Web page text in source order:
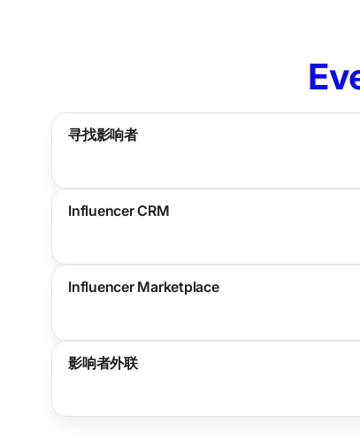
寻找影响者
Influencer CRM
Influencer Marketplace
影响者外联